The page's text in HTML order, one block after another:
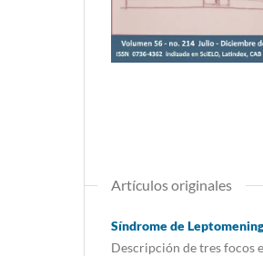
Artículos originales
Síndrome de
Descripción de tres focos